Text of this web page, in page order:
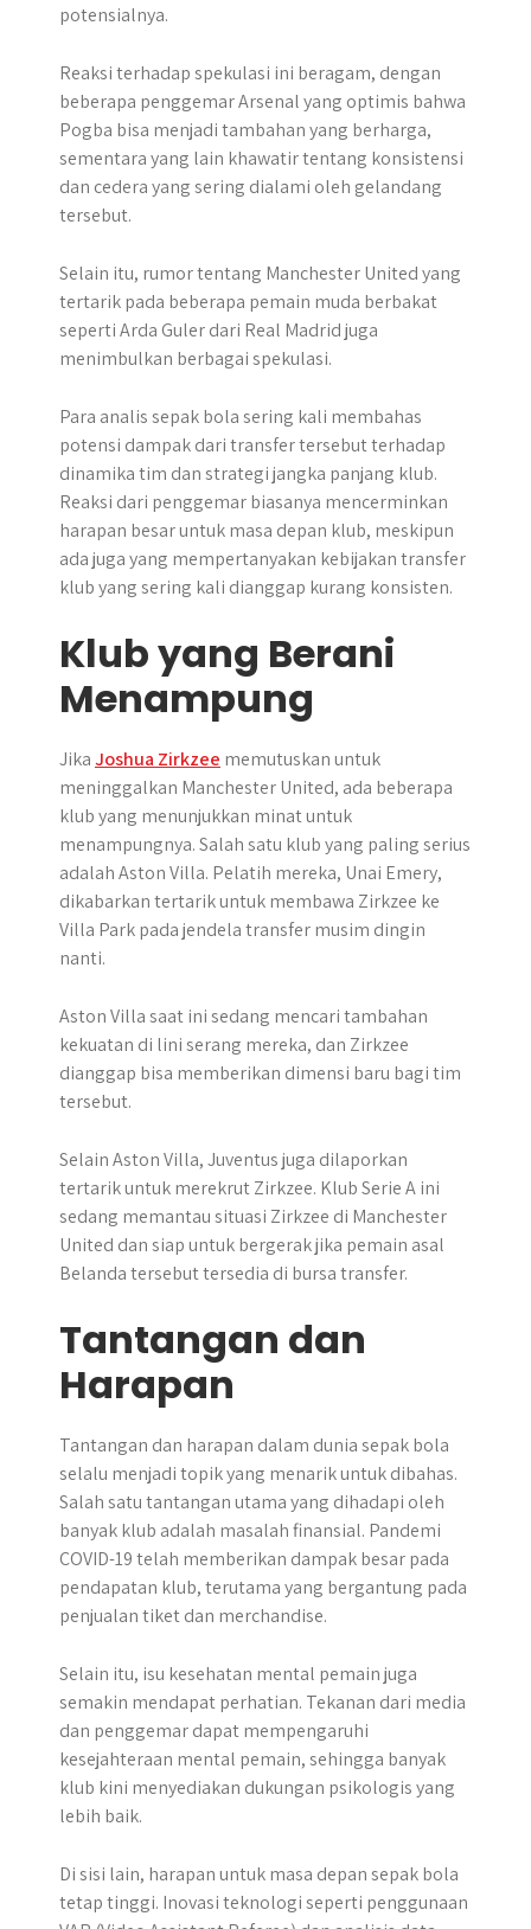
potensialnya.
Reaksi terhadap spekulasi ini beragam, dengan
beberapa penggemar Arsenal yang optimis bahwa
Pogba bisa menjadi tambahan yang berharga,
sementara yang lain khawatir tentang konsistensi
dan cedera yang sering dialami oleh gelandang
tersebut.
Selain itu, rumor tentang Manchester United yang
tertarik pada beberapa pemain muda berbakat
seperti Arda Guler dari Real Madrid juga
menimbulkan berbagai spekulasi.
Para analis sepak bola sering kali membahas
potensi dampak dari transfer tersebut terhadap
dinamika tim dan strategi jangka panjang klub.
Reaksi dari penggemar biasanya mencerminkan
harapan besar untuk masa depan klub, meskipun
ada juga yang mempertanyakan kebijakan transfer
klub yang sering kali dianggap kurang konsisten.
Klub yang Berani
Menampung
JikaJoshua Zirkzee memutuskan untuk
meninggalkan Manchester United, ada beberapa
klub yang menunjukkan minat untuk
menampungnya. Salah satu klub yang paling serius
adalah Aston Villa. Pelatih mereka, Unai Emery,
dikabarkan tertarik untuk membawa Zirkzee ke
Villa Park pada jendela transfer musim dingin
nanti.
Aston Villa saat ini sedang mencari tambahan
kekuatan di lini serang mereka, dan Zirkzee
dianggap bisa memberikan dimensi baru bagi tim
tersebut.
Selain Aston Villa, Juventus juga dilaporkan
tertarik untuk merekrut Zirkzee. Klub Serie A ini
sedang memantau situasi Zirkzee di Manchester
United dan siap untuk bergerak jika pemain asal
Belanda tersebut tersedia di bursa transfer.
Tantangan dan
Harapan
Tantangan dan harapan dalam dunia sepak bola
selalu menjadi topik yang menarik untuk dibahas.
Salah satu tantangan utama yang dihadapi oleh
banyak klub adalah masalah finansial. Pandemi
COVID-19 telah memberikan dampak besar pada
pendapatan klub, terutama yang bergantung pada
penjualan tiket dan merchandise.
Selain itu, isu kesehatan mental pemain juga
semakin mendapat perhatian. Tekanan dari media
dan penggemar dapat mempengaruhi
kesejahteraan mental pemain, sehingga banyak
klub kini menyediakan dukungan psikologis yang
lebih baik.
Di sisi lain, harapan untuk masa depan sepak bola
tetap tinggi. Inovasi teknologi seperti penggunaan